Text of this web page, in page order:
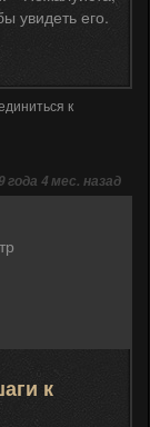
увидеть его.
к
года 4 мес. назад
к